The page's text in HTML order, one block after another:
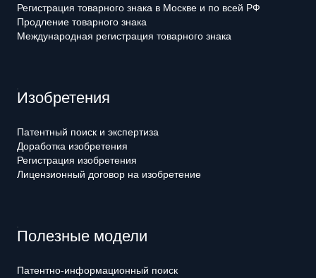
Регистрация товарного знака в Москве и по всей РФ
Продление товарного знака
Международная регистрация товарного знака
Изобретения
Патентный поиск и экспертиза
Доработка изобретения
Регистрация изобретения
Лицензионный договор на изобретение
Полезные модели
Патентно-информационный поиск